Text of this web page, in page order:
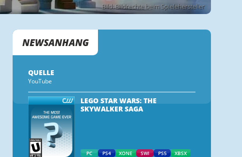
Bild: Bildrechte beim Spielehersteller
NEWSANHANG
QUELLE
YouTube
LEGO STAR WARS: THE
SKYWALKER SAGA
PC PS4 XONE SWI PS5 XBSX